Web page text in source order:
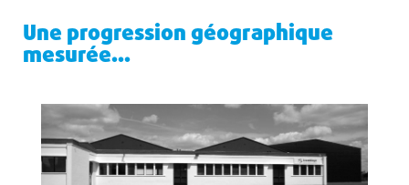
Une progression géographique
mesurée...